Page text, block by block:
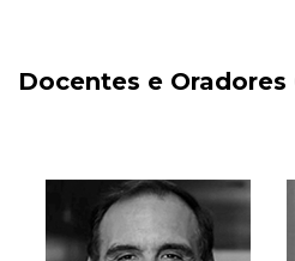
Docentes e